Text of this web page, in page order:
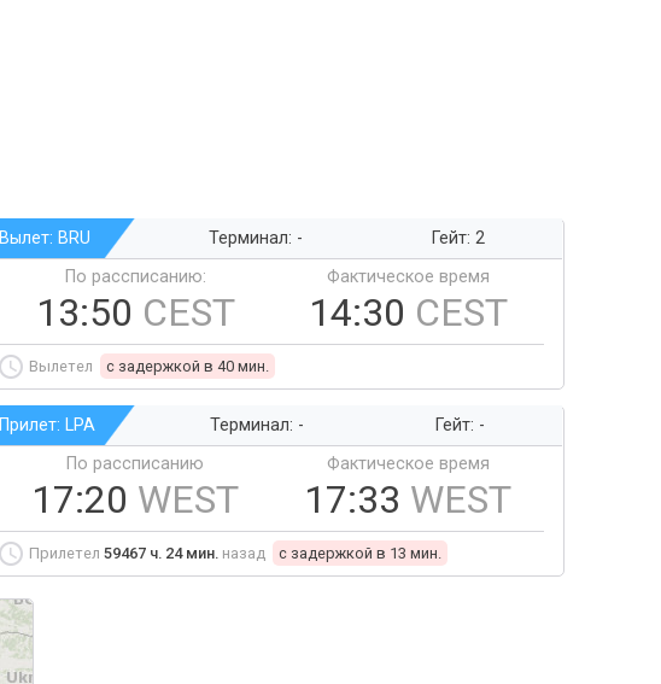
Вылет: BRU Терминал: -
Гейт: 2
По рассписанию:
13:50 CEST
Фактическое время
14:30 CEST
Вылетел c задержкой в 40 мин.
Прилет: LPA Терминал: -
Гейт: -
По рассписанию
17:20 WEST
Фактическое время
17:33 WEST
Прилетел 59467 ч. 24 мин. назад c задержкой в 13 мин.